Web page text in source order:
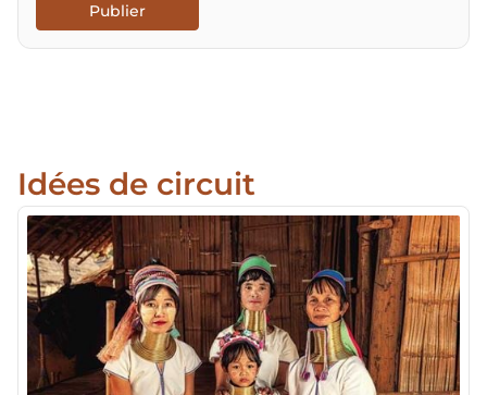
Publier
Idées de circuit